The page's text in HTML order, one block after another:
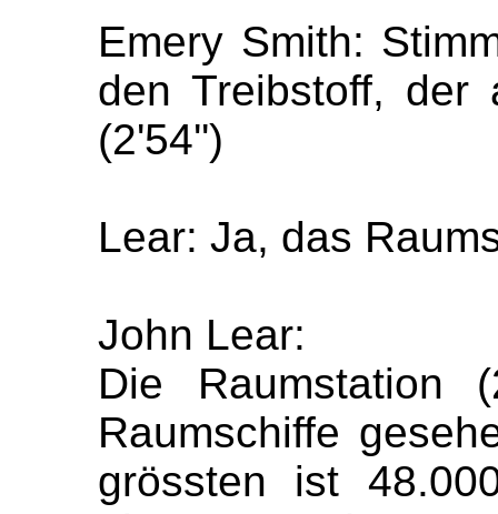
Emery Smith:
den Treibstoff, der
(2'54'')
Lear: Ja, das
John Lear:
Die Raumstation
Raumschiffe
grössten ist